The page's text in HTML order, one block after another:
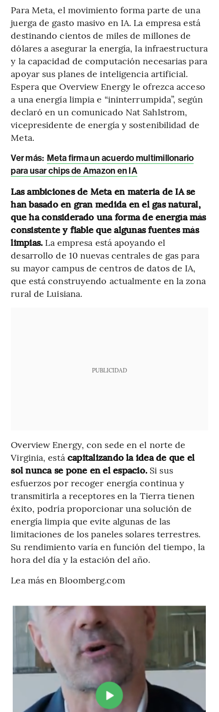
Para Meta, el movimiento forma parte de una
juerga de gasto masivo en IA. La empresa está
destinando cientos de miles de millones de
dólares a asegurar la energía, la infraestructura
y la capacidad de computación necesarias para
apoyar sus planes de inteligencia artificial.
Espera que Overview Energy le ofrezca acceso
a una energía limpia e “ininterrumpida”, según
declaró en un comunicado Nat Sahlstrom,
vicepresidente de energía y sostenibilidad de
Meta.
Ver más: Meta firma un acuerdo multimillonario
para usar chips de Amazon en IA
Las ambiciones de Meta en materia de IA se
han basado en gran medida en el gas natural,
que ha considerado una forma de energía más
consistente y fiable que algunas fuentes más
limpias. La empresa está apoyando el
desarrollo de 10 nuevas centrales de gas para
su mayor campus de centros de datos de IA,
que está construyendo actualmente en la zona
rural de Luisiana.
PUBLICIDAD
Overview Energy, con sede en el norte de
Virginia, está capitalizando la idea de que el
sol nunca se pone en el espacio. Si sus
esfuerzos por recoger energía continua y
transmitirla a receptores en la Tierra tienen
éxito, podría proporcionar una solución de
energía limpia que evite algunas de las
limitaciones de los paneles solares terrestres.
Su rendimiento varía en función del tiempo, la
hora del día y la estación del año.
Lea más en Bloomberg.com